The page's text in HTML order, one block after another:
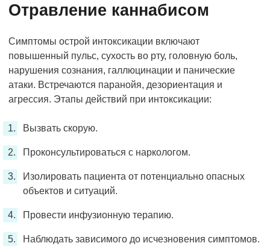
Отравление каннабисом
Симптомы острой интоксикации включают
повышенный пульс, сухость во рту, головную боль,
нарушения сознания, галлюцинации и панические
атаки. Встречаются паранойя, дезориентация и
агрессия. Этапы действий при интоксикации:
Вызвать скорую.
Проконсультироваться с наркологом.
Изолировать пациента от потенциально опасных
объектов и ситуаций.
Провести инфузионную терапию.
Наблюдать зависимого до исчезновения симптомов.